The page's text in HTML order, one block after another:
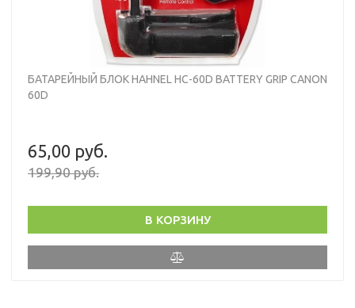
БАТАРЕЙНЫЙ БЛОК HAHNEL HC-60D BATTERY GRIP CANON
60D
65,00 руб.
199,90 руб.
В КОРЗИНУ